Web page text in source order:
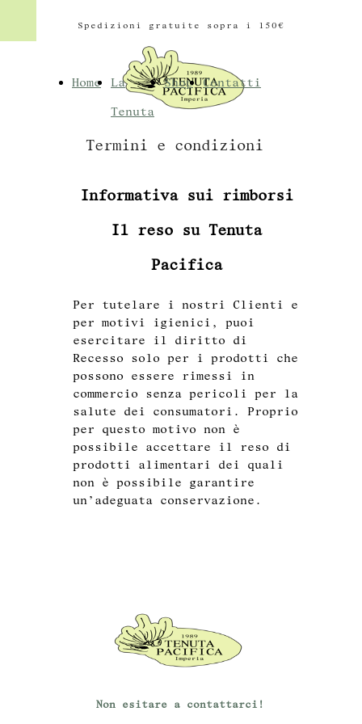
Spedizioni gratuite sopra i 150€
Home
La
Tenuta
Shop Contatti
Non esitare a contattarci!
Termini e condizioni
Informativa sui rimborsi
Il reso su Tenuta
Pacifica
Per tutelare i nostri Clienti e
per motivi igienici, puoi
esercitare il diritto di
Recesso solo per i prodotti che
possono essere rimessi in
commercio senza pericoli per la
salute dei consumatori. Proprio
per questo motivo non è
possibile accettare il reso di
prodotti alimentari dei quali
non è possibile garantire
un’adeguata conservazione.